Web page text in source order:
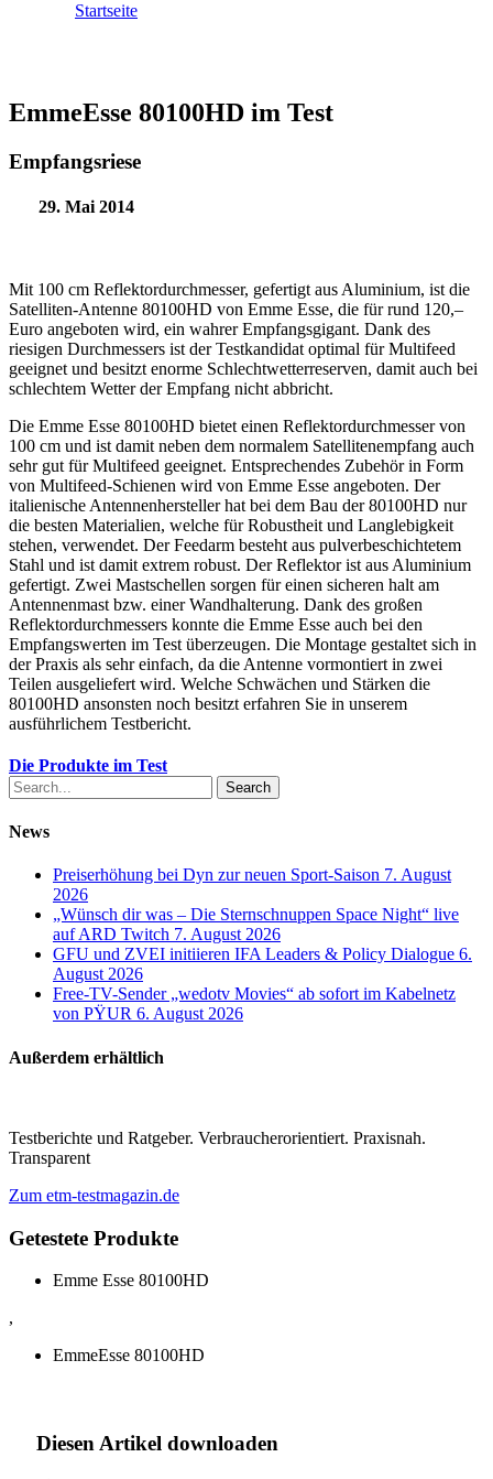
Startseite
EmmeEsse 80100HD im Test
Empfangsriese
29. Mai 2014
Mit 100 cm Reflektordurchmesser, gefertigt aus Aluminium, ist die
Satelliten-Antenne 80100HD von Emme Esse, die für rund 120,–
Euro angeboten wird, ein wahrer Empfangsgigant. Dank des
riesigen Durchmessers ist der Testkandidat optimal für Multifeed
geeignet und besitzt enorme Schlechtwetterreserven, damit auch bei
schlechtem Wetter der Empfang nicht abbricht.
Die Emme Esse 80100HD bietet einen Reflektordurchmesser von
100 cm und ist damit neben dem normalem Satellitenempfang auch
sehr gut für Multifeed geeignet. Entsprechendes Zubehör in Form
von Multifeed-Schienen wird von Emme Esse angeboten. Der
italienische Antennenhersteller hat bei dem Bau der 80100HD nur
die besten Materialien, welche für Robustheit und Langlebigkeit
stehen, verwendet. Der Feedarm besteht aus pulverbeschichtetem
Stahl und ist damit extrem robust. Der Reflektor ist aus Aluminium
gefertigt. Zwei Mastschellen sorgen für einen sicheren halt am
Antennenmast bzw. einer Wandhalterung. Dank des großen
Reflektordurchmessers konnte die Emme Esse auch bei den
Empfangswerten im Test überzeugen. Die Montage gestaltet sich in
der Praxis als sehr einfach, da die Antenne vormontiert in zwei
Teilen ausgeliefert wird. Welche Schwächen und Stärken die
80100HD ansonsten noch besitzt erfahren Sie in unserem
ausführlichem Testbericht.
Die Produkte im Test
Search
News
Preiserhöhung bei Dyn zur neuen Sport-Saison 7. August
2026
„Wünsch dir was – Die Sternschnuppen Space Night“ live
auf ARD Twitch 7. August 2026
GFU und ZVEI initiieren IFA Leaders & Policy Dialogue 6.
August 2026
Free-TV-Sender „wedotv Movies“ ab sofort im Kabelnetz
von PŸUR 6. August 2026
Außerdem erhältlich
Testberichte und Ratgeber. Verbraucherorientiert. Praxisnah.
Transparent
Zum etm-testmagazin.de
Getestete Produkte
Emme Esse 80100HD
,
EmmeEsse 80100HD
Diesen Artikel downloaden